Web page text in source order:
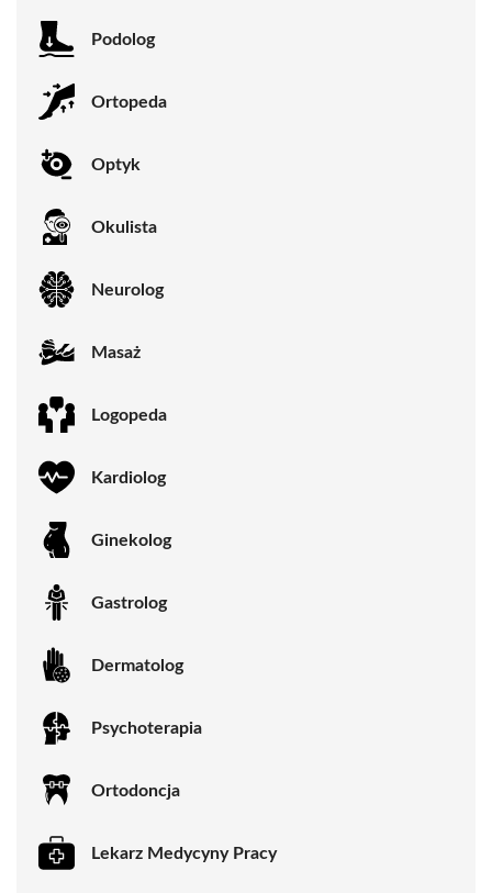
Podolog
Ortopeda
Optyk
Okulista
Neurolog
Masaż
Logopeda
Kardiolog
Ginekolog
Gastrolog
Dermatolog
Psychoterapia
Ortodoncja
Lekarz Medycyny Pracy